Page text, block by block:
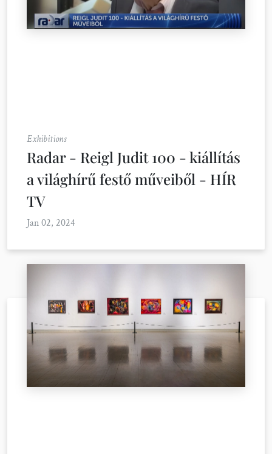
Exhibitions
Radar - Reigl Judit 100 - kiállítás
a világhírű festő műveiből - HÍR
TV
Jan 02, 2024